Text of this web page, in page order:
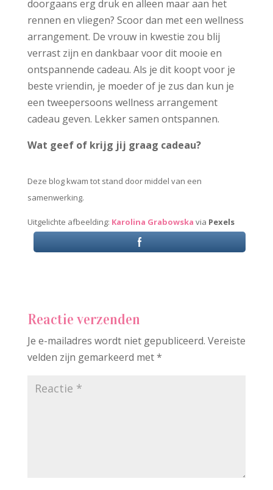
doorgaans erg druk en alleen maar aan het
rennen en vliegen? Scoor dan met een wellness
arrangement. De vrouw in kwestie zou blij
verrast zijn en dankbaar voor dit mooie en
ontspannende cadeau. Als je dit koopt voor je
beste vriendin, je moeder of je zus dan kun je
een tweepersoons wellness arrangement
cadeau geven. Lekker samen ontspannen.
Wat geef of krijg jij graag cadeau?
Deze blog kwam tot stand door middel van een
samenwerking.
Uitgelichte afbeelding: Karolina Grabowska via Pexels
Reactie verzenden
Je e-mailadres wordt niet gepubliceerd. Vereiste
velden zijn gemarkeerd met*